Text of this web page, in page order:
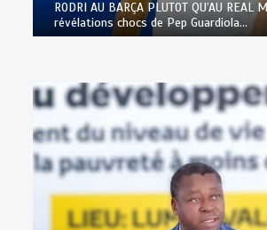
RODRI AU BARÇA PLUTOT QU’AU REAL
révélations chocs de Pep Guardiola…